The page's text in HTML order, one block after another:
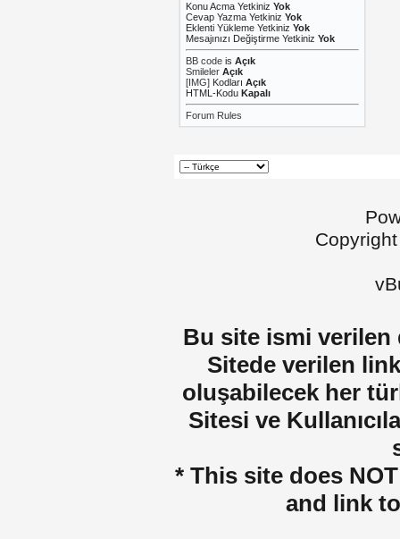
Konu Acma Yetkiniz Yok
Cevap Yazma Yetkiniz Yok
Eklenti Yükleme Yetkiniz Yok
Mesajınızı Değiştirme Yetkiniz Yok
BB code is Açık
Smileler Açık
[IMG] Kodları Açık
HTML-Kodu Kapalı
Forum Rules
Bu site ismi verilen
Sitede verilen
oluşabilecek her
Sitesi ve
* This site does
and link